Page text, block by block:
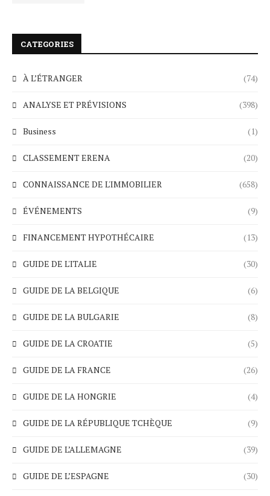
CATEGORIES
À L’ÉTRANGER (74)
ANALYSE ET PRÉVISIONS (398)
Business (1)
CLASSEMENT ERENA (20)
CONNAISSANCE DE L'IMMOBILIER (658)
ÉVÉNEMENTS (9)
FINANCEMENT HYPOTHÉCAIRE (13)
GUIDE DE L'ITALIE (30)
GUIDE DE LA BELGIQUE (6)
GUIDE DE LA BULGARIE (8)
GUIDE DE LA CROATIE (5)
GUIDE DE LA FRANCE (26)
GUIDE DE LA HONGRIE (4)
GUIDE DE LA RÉPUBLIQUE TCHÈQUE (9)
GUIDE DE L’ALLEMAGNE (39)
GUIDE DE L’ESPAGNE (30)